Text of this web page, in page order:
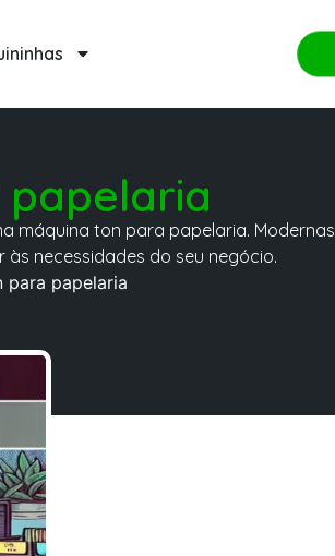
papelaria
máquina ton para papelaria. Modernas,
necessidades do seu negócio.
para papelaria